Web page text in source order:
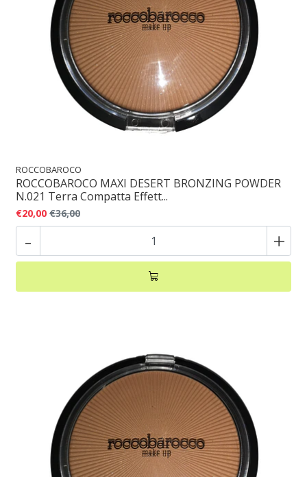
ROCCOBAROCO
ROCCOBAROCO MAXI DESERT BRONZING POWDER
N.021 Terra Compatta Effett...
€20,00 €36,00
- +